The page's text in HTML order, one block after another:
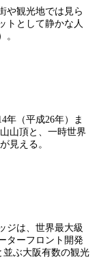
や観光地では見ら
トとして静かな人
。
年（平成26年）ま
山頂と、一時世界
見える。
ジは、世界最大級
ターフロント開発
並ぶ大阪有数の観光